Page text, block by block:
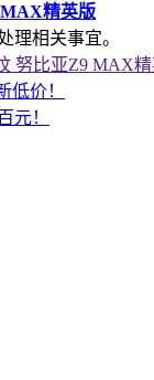
精英版
理相关事宜。
努比亚Z9 MAX精
价！
元！